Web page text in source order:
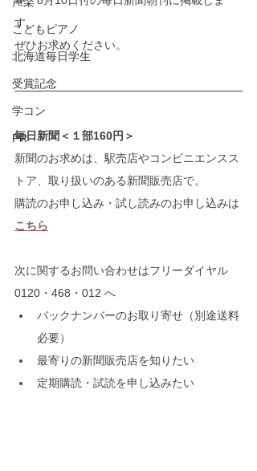
こどもピアノ
北海道毎日学生
受賞記念
学コン
PR
す。
ぜひお求めください。
毎日新聞＜１部160円＞
新聞のお求めは、駅売店やコンビニエンスス
トア、取り扱いのある新聞販売店で。
購読のお申し込み・試し読みのお申し込みは
こちら
次に関するお問い合わせはフリーダイヤル
0120・468・012 へ
バックナンバーのお取り寄せ（別途送料
必要）
最寄りの新聞販売店を知りたい
定期購読・試読を申し込みたい